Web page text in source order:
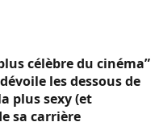
célèbre du cinéma”
les dessous de
plus sexy (et
sa carrière